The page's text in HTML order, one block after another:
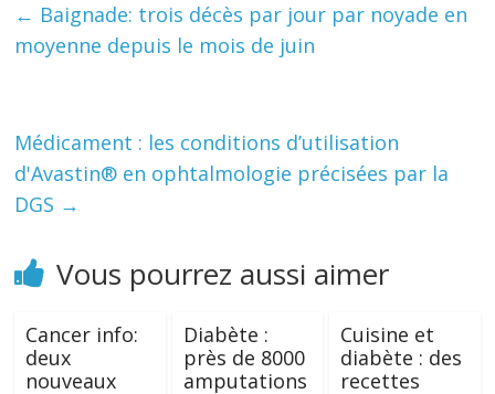
← Baignade: trois décès par jour par noyade en
moyenne depuis le mois de juin
Médicament : les conditions d’utilisation
d'Avastin® en ophtalmologie précisées par la
DGS →
Vous pourrez aussi aimer
Cancer info:
deux
nouveaux
Diabète :
près de 8000
amputations
Cuisine et
diabète : des
recettes